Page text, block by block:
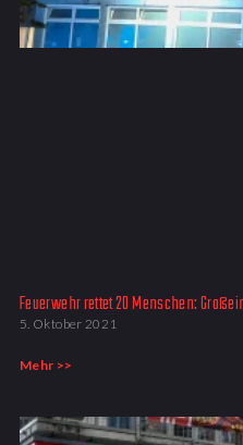
Feuerwehr rettet 20 Menschen:
5. Oktober 2021
Mehr >>